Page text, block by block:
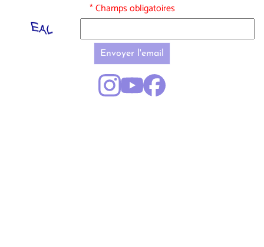
* Champs obligatoires
Envoyer l'email